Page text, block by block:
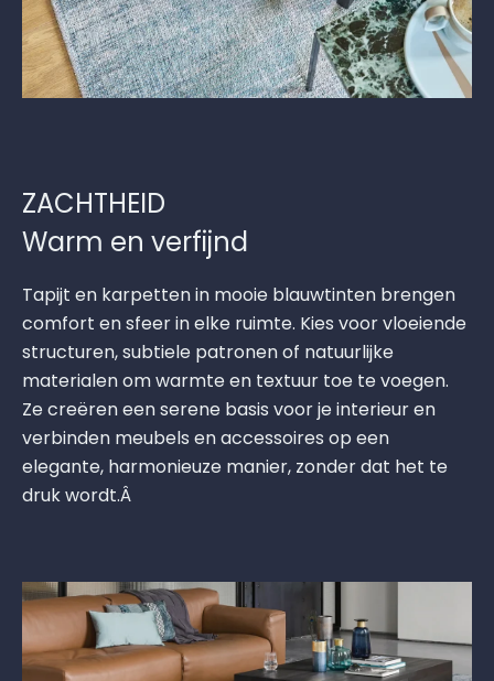
ZACHTHEID
Warm en verfijnd
Tapijt en karpetten in mooie blauwtinten brengen
comfort en sfeer in elke ruimte. Kies voor vloeiende
structuren, subtiele patronen of natuurlijke
materialen om warmte en textuur toe te voegen.
Ze creëren een serene basis voor je interieur en
verbinden meubels en accessoires op een
elegante, harmonieuze manier, zonder dat het te
druk wordt.Â